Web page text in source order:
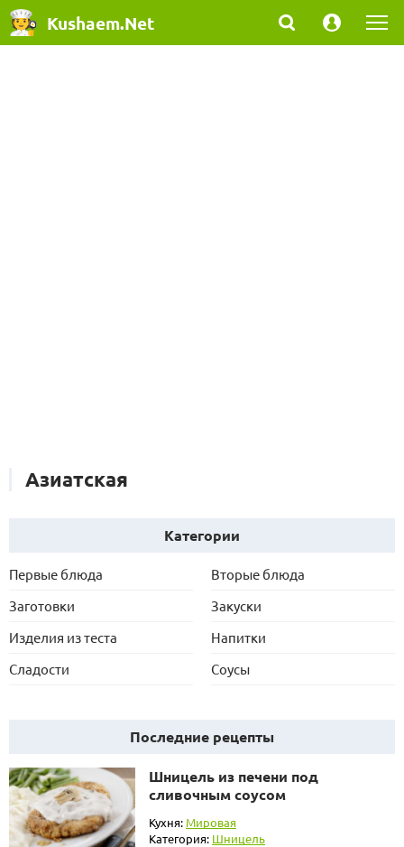
Kushaem.Net
Азиатская
Категории
Первые блюда
Вторые блюда
Заготовки
Закуски
Изделия из теста
Напитки
Сладости
Соусы
Последние рецепты
Шницель из печени под
сливочным соусом
Кухня: Мировая
Категория: Шницель